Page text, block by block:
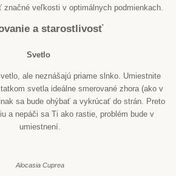
značné veľkosti v optimálnych podmienkach.
a starostlivosť
Svetlo
ale neznášajú priame slnko. Umiestnite
svetla ideálne smerované zhora (ako v
sa bude ohýbať a vykrúcať do strán. Preto
a nepáči sa Ti ako rastie, problém bude v
umiestnení.
Alocasia Cuprea